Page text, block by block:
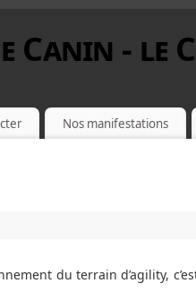
Canin - le
Nos manifestations
du terrain d’agility,